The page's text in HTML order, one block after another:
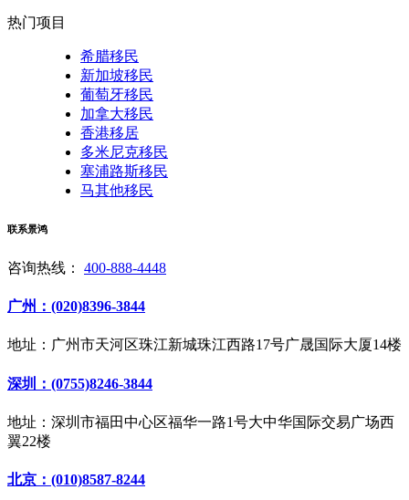
热门项目
希腊移民
新加坡移民
葡萄牙移民
加拿大移民
香港移居
多米尼克移民
塞浦路斯移民
马其他移民
联系景鸿
咨询热线： 400-888-4448
广州：(020)8396-3844
地址：广州市天河区珠江新城珠江西路17号广晟国际大厦14楼
深圳：(0755)8246-3844
地址：深圳市福田中心区福华一路1号大中华国际交易广场西
翼22楼
北京：(010)8587-8244